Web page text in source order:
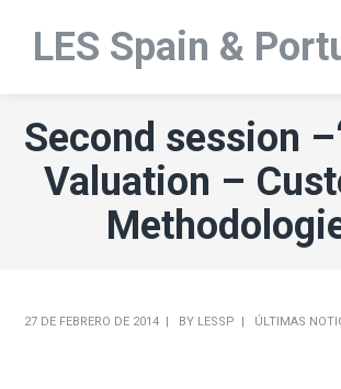
LES Spain &
Second session
Valuation –
27 DE FEBRERO DE 2014 BY LESSP ÚLTIMAS